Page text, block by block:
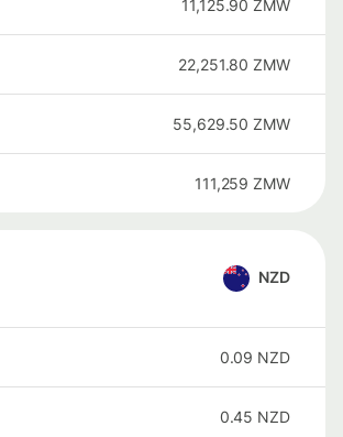
11,125.90 ZMW
22,251.80 ZMW
55,629.50 ZMW
111,259 ZMW
NZD
0.09 NZD
0.45 NZD